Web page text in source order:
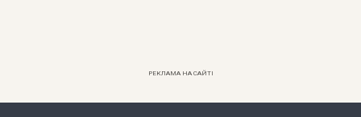
РЕКЛАМА НА САЙТІ